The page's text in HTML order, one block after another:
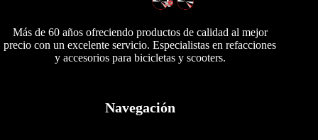
Más de 60 años ofreciendo productos de calidad al mejor
precio con un excelente servicio. Especialistas en refacciones
y accesorios para bicicletas y scooters.
Navegación